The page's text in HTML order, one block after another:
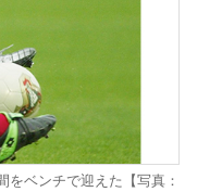
ベンチで迎えた【写真：